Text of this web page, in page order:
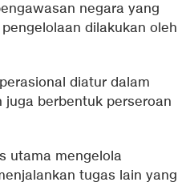
negara yang
dilakukan oleh
diatur dalam
juga berbentuk perseroan
utama mengelola
tugas lain yang